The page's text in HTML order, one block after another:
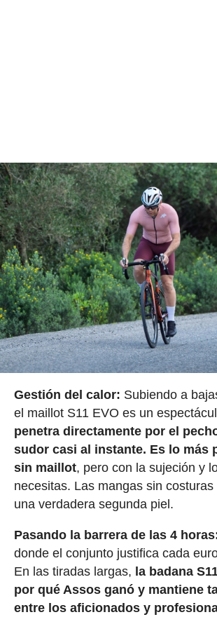
Gestión del calor: Subiendo a
el maillot S11 EVO es un
penetra directamente por el
sudor casi al instante. Es lo más
sin maillot, pero con la sujeción y
necesitas. Las mangas sin
una verdadera segunda piel.
Pasando la barrera de las 4
donde el conjunto justifica cada
En las tiradas largas, la badana
por qué Assos ganó y mantiene
entre los aficionados y